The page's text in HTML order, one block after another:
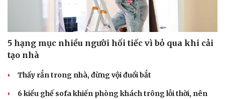
5 hạng mục nhiều người hối tiếc vì bỏ qua khi cải
tạo nhà
Thấy rắn trong nhà, đừng vội đuổi bắt
6 kiểu ghế sofa khiến phòng khách trông lỗi thời, nên